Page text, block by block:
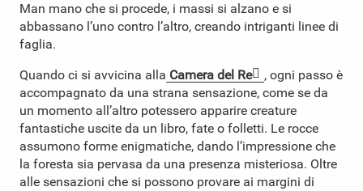
Man mano che si procede, i massi si alzano e si
abbassano l’uno contro l’altro, creando intriganti linee di
faglia.
Quando ci si avvicina alla Camera del Re
, ogni passo è
accompagnato da una strana sensazione, come se da
un momento all’altro potessero apparire creature
fantastiche uscite da un libro, fate o folletti. Le rocce
assumono forme enigmatiche, dando l’impressione che
la foresta sia pervasa da una presenza misteriosa. Oltre
alle sensazioni che si possono provare ai margini di